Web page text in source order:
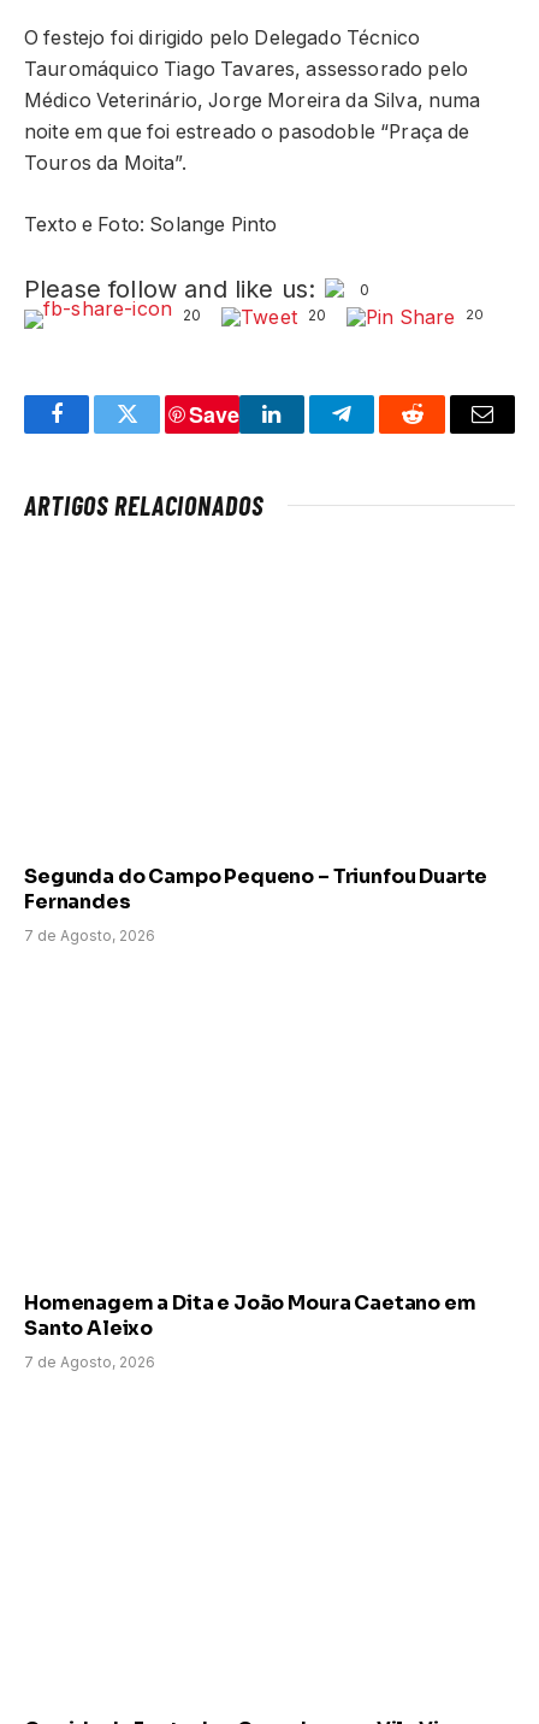
O festejo foi dirigido pelo Delegado Técnico
Tauromáquico Tiago Tavares, assessorado pelo
Médico Veterinário, Jorge Moreira da Silva, numa
noite em que foi estreado o pasodoble “Praça de
Touros da Moita”.
Texto e Foto: Solange Pinto
Please follow and like us:
0
20
20 20
FacebookTwitter
Save
LinkedInTelegramReddit Email
ARTIGOS RELACIONADOS
Segunda do Campo Pequeno – Triunfou Duarte
Fernandes
7 de Agosto, 2026
Homenagem a Dita e João Moura Caetano em
Santo Aleixo
7 de Agosto, 2026